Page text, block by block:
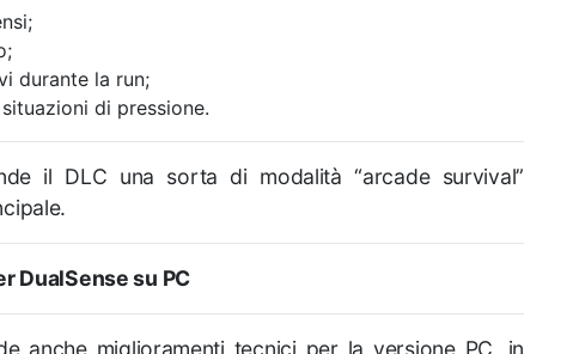
durante la run;
di pressione.
il DLC una sorta di modalità “arcade survival”
DualSense su PC
anche miglioramenti tecnici per la versione PC, in